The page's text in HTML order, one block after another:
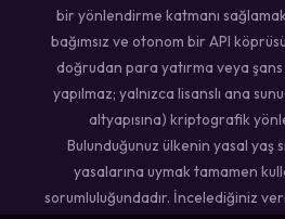
bir yönlendirme katmanı
bağımsız ve otonom bir API
doğrudan para yatırma veya
yapılmaz; yalnızca lisanslı ana
altyapısına) kriptografik
Bulunduğunuz ülkenin yasal yaş
yasalarına uymak tamamen
sorumluluğundadır. İncelediğiniz